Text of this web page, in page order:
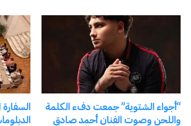
“أجواء الشتوية” جمعت دفء الكلمة
واللحن وصوت الفنان أحمد صادق
السفارة